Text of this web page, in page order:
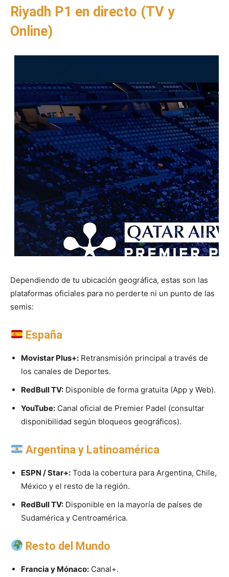
Riyadh P1 en directo (TV y
Online)
Dependiendo de tu ubicación geográfica, estas son las
plataformas oficiales para no perderte ni un punto de las
semis:
España
Movistar Plus+: Retransmisión principal a través de
los canales de Deportes.
RedBull TV: Disponible de forma gratuita (App y Web).
YouTube: Canal oficial de Premier Padel (consultar
disponibilidad según bloqueos geográficos).
Argentina y Latinoamérica
ESPN / Star+: Toda la cobertura para Argentina, Chile,
México y el resto de la región.
RedBull TV: Disponible en la mayoría de países de
Sudamérica y Centroamérica.
Resto del Mundo
Francia y Mónaco: Canal+.